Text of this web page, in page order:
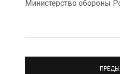
Министерство обороны